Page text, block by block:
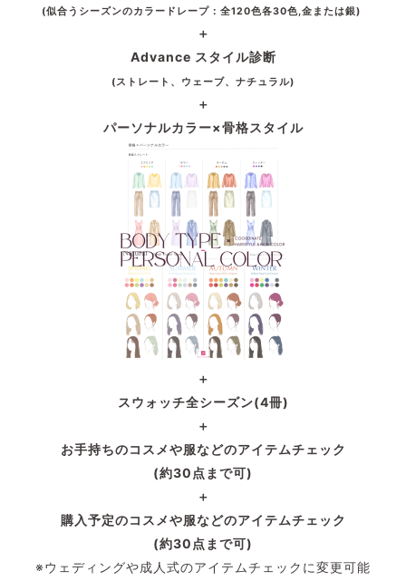
(似合うシーズンのカラードレープ：全120色各30色,金または銀)
＋
Advance スタイル診断
(ストレート、ウェーブ、ナチュラル)
＋
パーソナルカラー×骨格スタイル
＋
スウォッチ全シーズン(4冊)
＋
お手持ちのコスメや服などのアイテムチェック
(約30点まで可)
＋
購入予定のコスメや服などのアイテムチェック
(約30点まで可)
※ウェディングや成人式のアイテムチェックに変更可能